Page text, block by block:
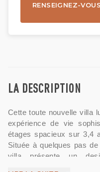
LA DESCRIPTION
Cette toute nouvelle villa
expérience de vie
étages spacieux sur 3,4
Située à quelques pas
villa présente un
RENSEIGNEZ-VOUS